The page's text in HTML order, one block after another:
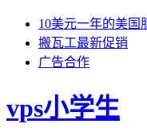
10美元一年的美国
搬瓦工最新促销
广告合作
vps小学生